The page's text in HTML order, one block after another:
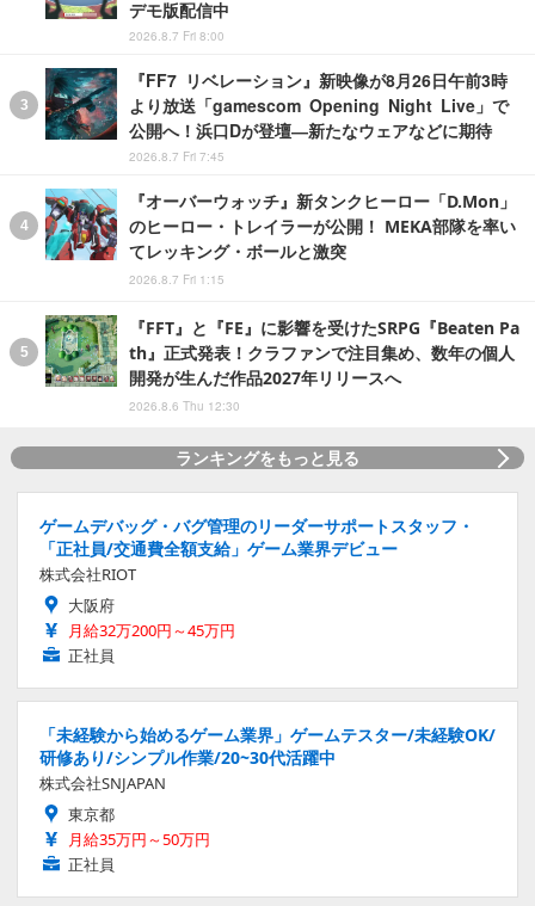
デモ版配信中
2026.8.7 Fri 8:00
『FF7 リベレーション』新映像が8月26日午前3時
より放送「gamescom Opening Night Live」で
公開へ！浜口Dが登壇―新たなウェアなどに期待
2026.8.7 Fri 7:45
『オーバーウォッチ』新タンクヒーロー「D.Mon」
のヒーロー・トレイラーが公開！ MEKA部隊を率い
てレッキング・ボールと激突
2026.8.7 Fri 1:15
『FFT』と『FE』に影響を受けたSRPG『Beaten Pa
th』正式発表！クラファンで注目集め、数年の個人
開発が生んだ作品2027年リリースへ
2026.8.6 Thu 12:30
ランキングをもっと見る
ゲームデバッグ・バグ管理のリーダーサポートスタッフ・
「正社員/交通費全額支給」ゲーム業界デビュー
株式会社RIOT
大阪府
月給32万200円～45万円
正社員
「未経験から始めるゲーム業界」ゲームテスター/未経験OK/
研修あり/シンプル作業/20~30代活躍中
株式会社SNJAPAN
東京都
月給35万円～50万円
正社員